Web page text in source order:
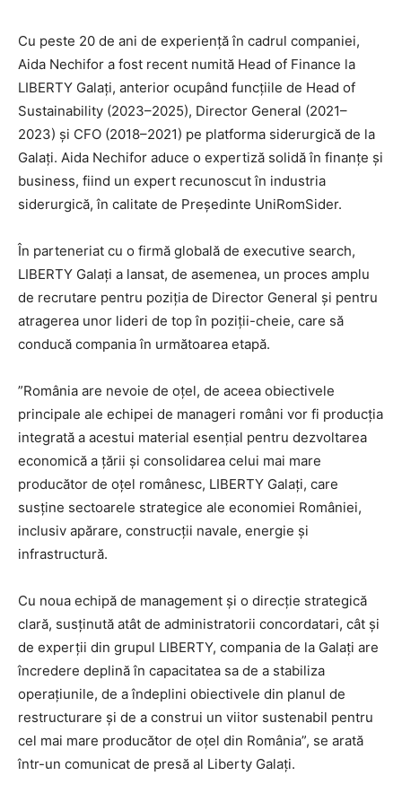
Cu peste 20 de ani de experiență în cadrul companiei,
Aida Nechifor a fost recent numită Head of Finance la
LIBERTY Galați, anterior ocupând funcțiile de Head of
Sustainability (2023–2025), Director General (2021–
2023) și CFO (2018–2021) pe platforma siderurgică de la
Galați. Aida Nechifor aduce o expertiză solidă în finanțe și
business, fiind un expert recunoscut în industria
siderurgică, în calitate de Președinte UniRomSider.
În parteneriat cu o firmă globală de executive search,
LIBERTY Galați a lansat, de asemenea, un proces amplu
de recrutare pentru poziția de Director General și pentru
atragerea unor lideri de top în poziții-cheie, care să
conducă compania în următoarea etapă.
”România are nevoie de oțel, de aceea obiectivele
principale ale echipei de manageri români vor fi producția
integrată a acestui material esențial pentru dezvoltarea
economică a țării și consolidarea celui mai mare
producător de oțel românesc, LIBERTY Galați, care
susține sectoarele strategice ale economiei României,
inclusiv apărare, construcții navale, energie și
infrastructură.
Cu noua echipă de management și o direcție strategică
clară, susținută atât de administratorii concordatari, cât și
de experții din grupul LIBERTY, compania de la Galați are
încredere deplină în capacitatea sa de a stabiliza
operațiunile, de a îndeplini obiectivele din planul de
restructurare și de a construi un viitor sustenabil pentru
cel mai mare producător de oțel din România”, se arată
într-un comunicat de presă al Liberty Galați.